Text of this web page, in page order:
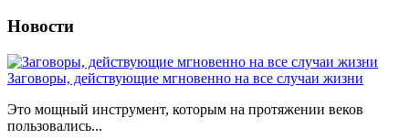
Новости
Заговоры, действующие мгновенно на все случаи жизни
Это мощный инструмент, которым на протяжении веков
пользовались...